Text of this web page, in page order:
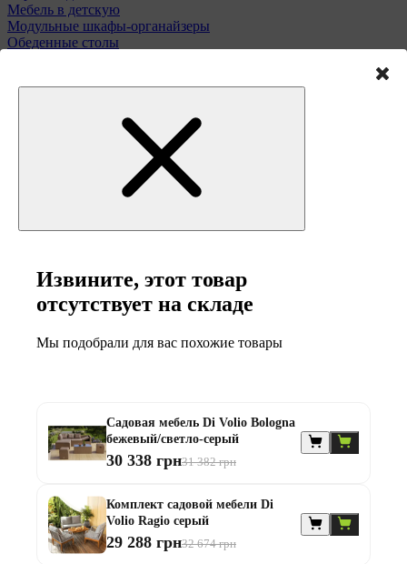
Мебель в детскую
Модульные шкафы-органайзеры
Обеденные столы
Стулья и табуреты
Гамаки и садовые качели
Комплекты садовой мебели
Надувные батуты и водные горки
Садовая и балконная мебель
Садовые комоды и сундуки
Садовые столы
Скамейки садовые
Стулья садовые
Извините, этот товар
отсутствует на складе
Мы подобрали для вас похожие товары
Садовая мебель Di Volio Bologna
бежевый/светло-серый
30 338 грн31 382 грн
Комплект садовой мебели Di
Volio Ragio серый
29 288 грн32 674 грн